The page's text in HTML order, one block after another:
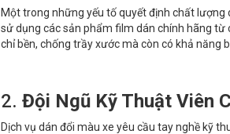
Một trong những yếu tố quyết định chất lượng
sử dụng các sản phẩm film dán chính hãng từ
chỉ bền, chống trầy xước mà còn có khả năng
2. Đội Ngũ Kỹ Thuật Viên
Dịch vụ dán đổi màu xe yêu cầu tay nghề kỹ